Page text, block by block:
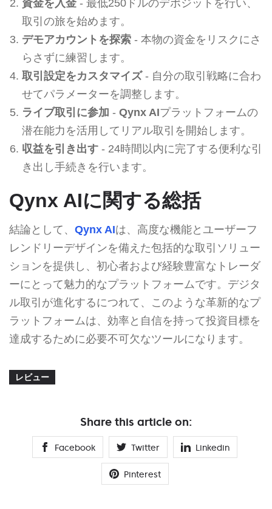
資金を入金- 最低250ドルのデポジットを行い、
取引の旅を始めます。
デモアカウントを探索- 本物の資金をリスクにさ
らさずに練習します。
取引設定をカスタマイズ- 自分の取引戦略に合わ
せてパラメーターを調整します。
ライブ取引に参加 - Qynx AIプラットフォームの
潜在能力を活用してリアル取引を開始します。
収益を引き出す- 24時間以内に完了する便利な引
き出し手続きを行います。
Qynx AIに関する総括
結論として、 Qynx AIは、高度な機能とユーザーフ
レンドリーデザインを備えた包括的な取引ソリュー
ションを提供し、初心者および経験豊富なトレーダ
ーにとって魅力的なプラットフォームです。デジタ
ル取引が進化するにつれて、このような革新的なプ
ラットフォームは、効率と自信を持って投資目標を
達成するために必要不可欠なツールになります。
レビュー
Share this article on:
Facebook Twitter Linkedin
Pinterest